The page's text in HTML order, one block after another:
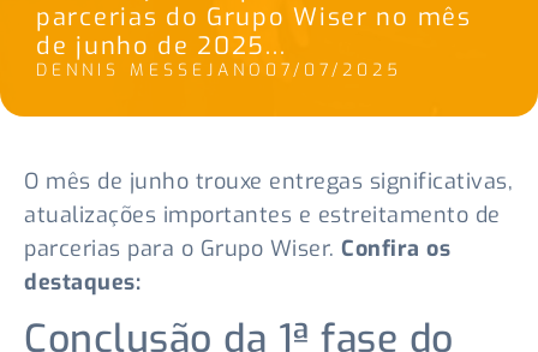
parcerias do Grupo Wiser no mês
de junho de 2025...
DENNIS MESSEJANO 07/07/2025
O mês de junho trouxe entregas significativas,
atualizações importantes e estreitamento de
parcerias para o Grupo Wiser. Confira os
destaques:
Conclusão da 1ª fase do